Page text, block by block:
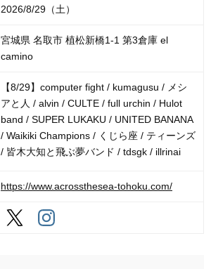
2026/8/29（土）
宮城県 名取市 植松新橋1-1 第3倉庫 el
camino
【8/29】computer fight / kumagusu / メシ
アと人 / alvin / CULTE / full urchin / Hulot
band / SUPER LUKAKU / UNITED BANANA
/ Waikiki Champions / くじら座 / ティーンズ
/ 皆木大知と飛ぶ夢バンド / tdsgk / illrinai
https://www.acrossthesea-tohoku.com/